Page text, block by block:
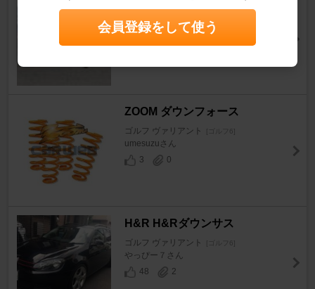
ゴルフ ヴァリアント [ゴルフ6]
toxicwaltzさん
3
1
ZOOM ダウンフォース
ゴルフ ヴァリアント
umesuzuさん
3
0
H&R H&Rダウンサス
ゴルフ ヴァリアント
やっぴー７さん
48
2
会員登録をして使う